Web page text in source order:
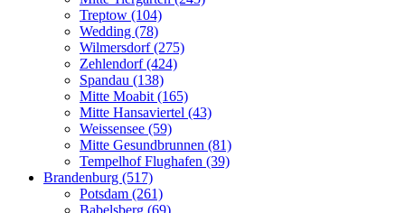
Treptow (104)
Wedding (78)
Wilmersdorf (275)
Zehlendorf (424)
Spandau (138)
Mitte Moabit (165)
Mitte Hansaviertel (43)
Weissensee (59)
Mitte Gesundbrunnen (81)
Tempelhof Flughafen (39)
Brandenburg (517)
Potsdam (261)
Babelsberg (69)